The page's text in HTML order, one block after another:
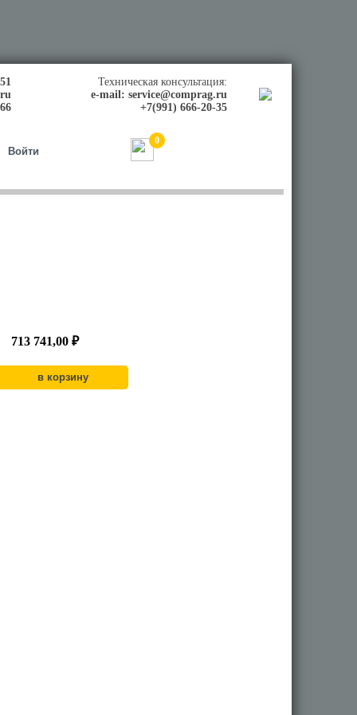
Техническая консультация:
e-mail: service@comprag.ru
+7(991) 666-20-35
Войти
0
0,00
713 741,00 ₽